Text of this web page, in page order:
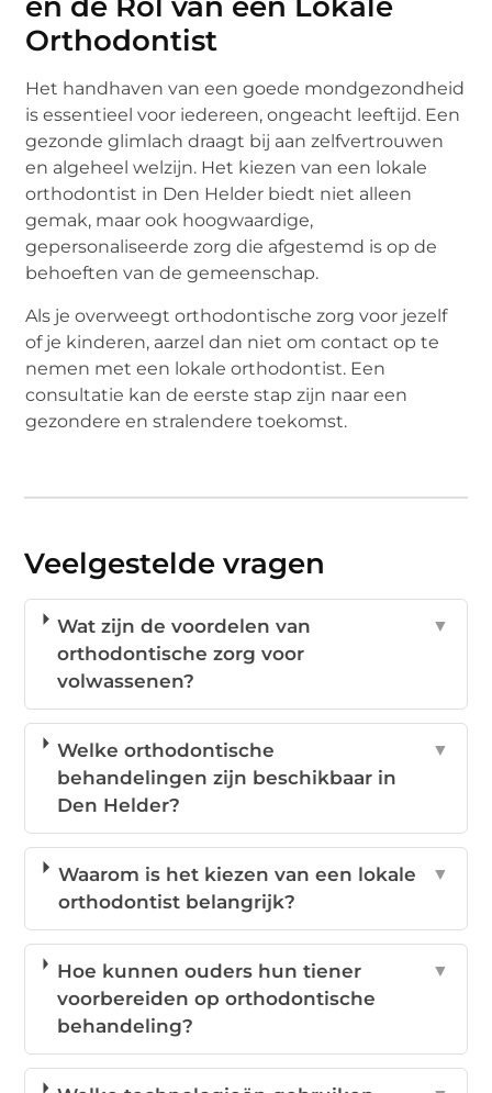
Orthodontist
Het handhaven van een goede mondgezondheid
is essentieel voor iedereen, ongeacht leeftijd. Een
gezonde glimlach draagt bij aan zelfvertrouwen
en algeheel welzijn. Het kiezen van een lokale
orthodontist in Den Helder biedt niet alleen
gemak, maar ook hoogwaardige,
gepersonaliseerde zorg die afgestemd is op de
behoeften van de gemeenschap.
Als je overweegt orthodontische zorg voor jezelf
of je kinderen, aarzel dan niet om contact op te
nemen met een lokale orthodontist. Een
consultatie kan de eerste stap zijn naar een
gezondere en stralendere toekomst.
Veelgestelde vragen
Wat zijn de voordelen van
orthodontische zorg voor
volwassenen?
▼
Welke orthodontische
behandelingen zijn beschikbaar in
Den Helder?
▼
Waarom is het kiezen van een lokale
orthodontist belangrijk?
▼
Hoe kunnen ouders hun tiener
voorbereiden op orthodontische
behandeling?
▼